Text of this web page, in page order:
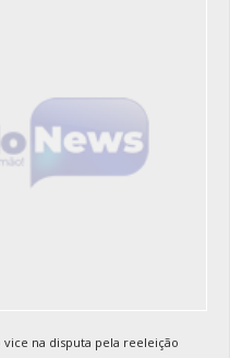
na disputa pela reeleição